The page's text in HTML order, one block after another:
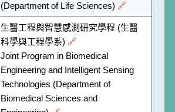
(Department of Life Sciences) 🔗
生醫工程與智慧感測研究學程 (生醫
科學與工程學系) 🔗
Joint Program in Biomedical
Engineering and Intelligent Sensing
Technologies (Department of
Biomedical Sciences and